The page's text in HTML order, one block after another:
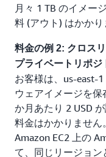
月々 1 TB のイメー
料 (アウト) はかかり
料金の例 2: クロス
プライベートリポジ
お客様は、us-east-
ウェアイメージを
か月あたり 2 USD
料金はかかりません
Amazon EC2 上の
て、同じリージョ